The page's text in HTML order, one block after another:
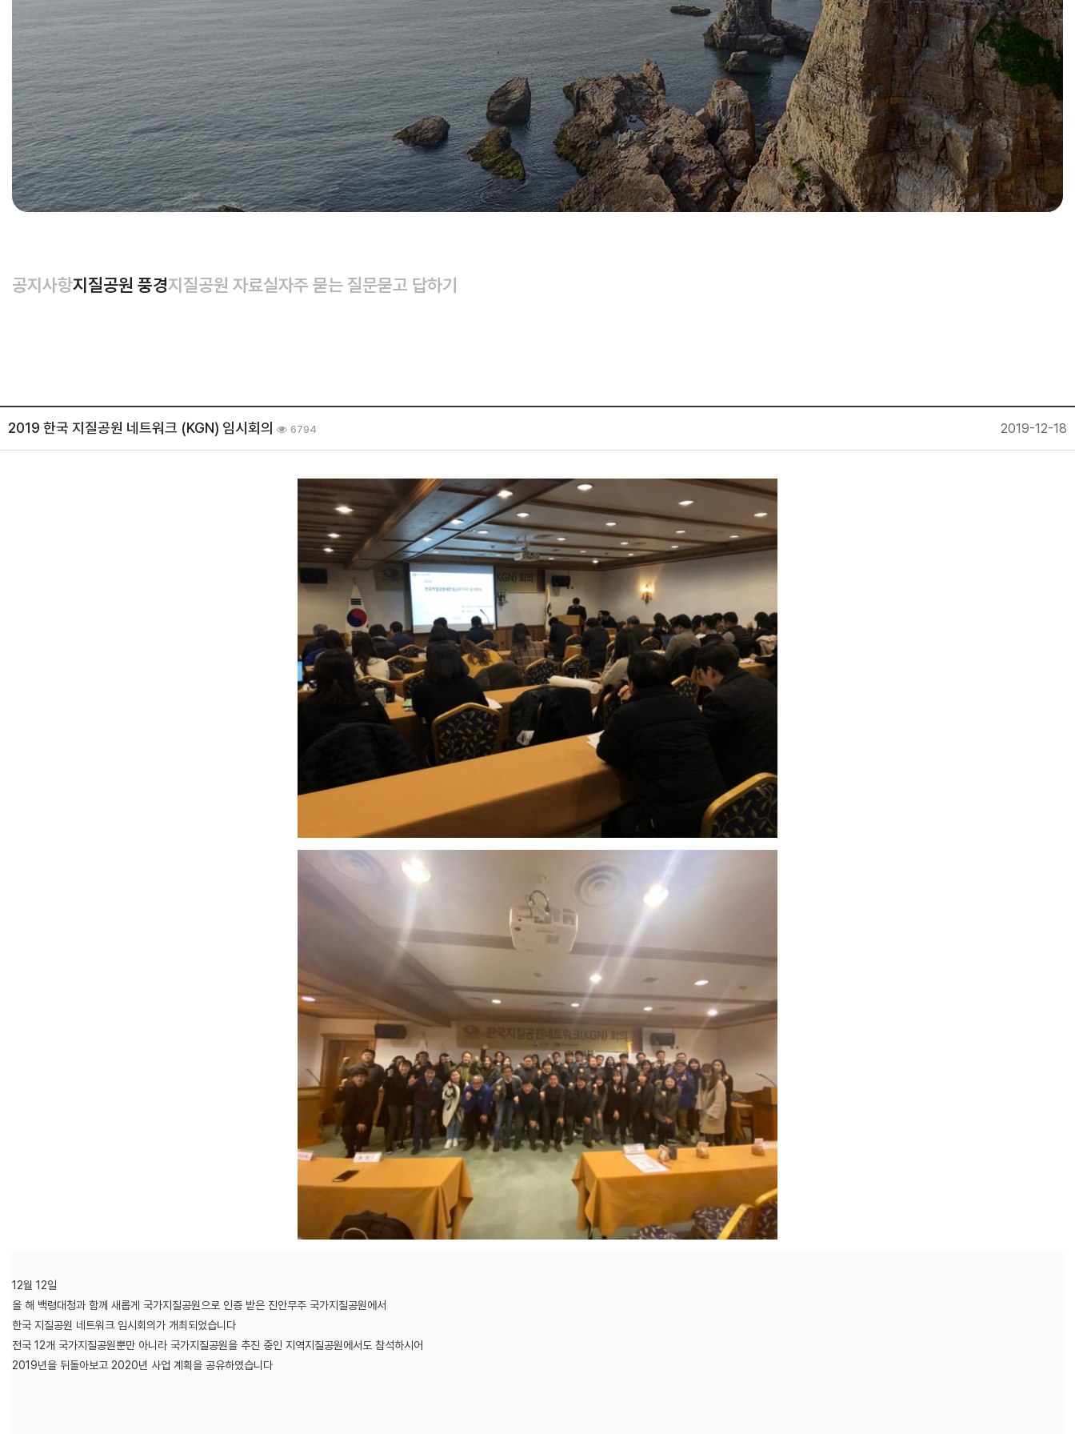
공지사항지질공원 풍경지질공원 자료실자주 묻는 질문묻고 답하기
2019 한국 지질공원 네트워크 (KGN) 임시회의 6794 2019-12-18
12월 12일
올 해 백령대청과 함께 새롭게 국가지질공원으로 인증 받은 진안무주 국가지질공원에서
한국 지질공원 네트워크 임시회의가 개최되었습니다
전국 12개 국가지질공원뿐만 아니라 국가지질공원을 추진 중인 지역지질공원에서도 참석하시어
2019년을 뒤돌아보고 2020년 사업 계획을 공유하였습니다